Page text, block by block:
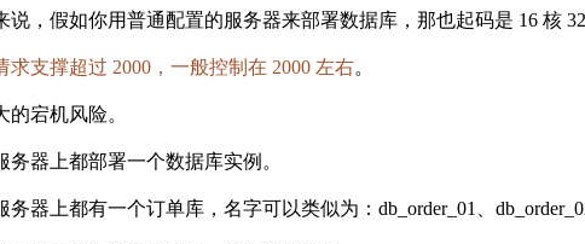
，假如你用普通配置的服务器来部署数据库，那也起码是 16 核
求支撑超过 2000，一般控制在 2000 左右。
宕机风险。
器上都部署一个数据库实例。
上都有一个订单库，名字可以类似为：db_order_01、